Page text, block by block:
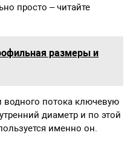
просто – читайте
размеры и
водного потока ключевую
диаметр и по этой
именно он.